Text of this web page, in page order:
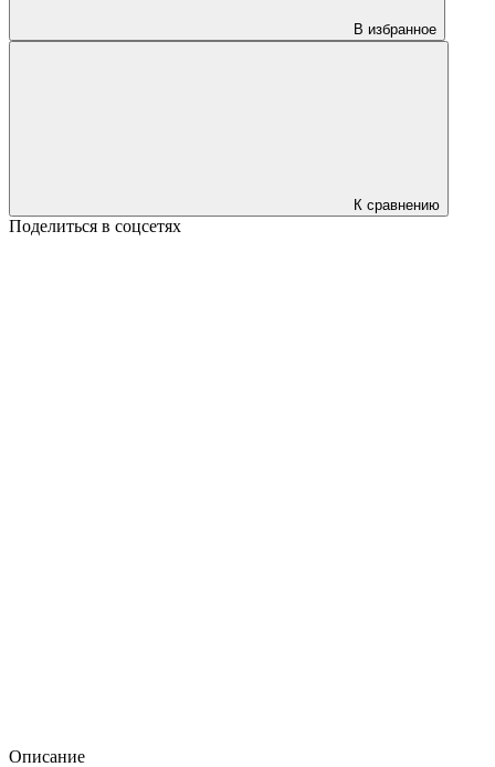
В избранное
К сравнению
Поделиться в соцсетях
Описание